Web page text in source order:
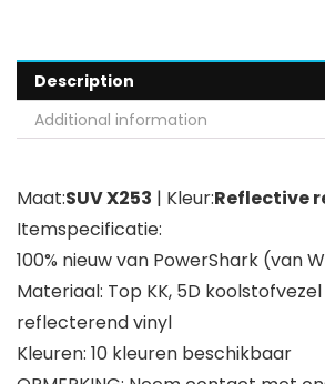
Description
Additional information
Maat:SUV X253 | Kleur:Reflective
Itemspecificatie:
100% nieuw van PowerShark (van
Materiaal: Top KK, 5D
reflecterend vinyl
Kleuren: 10 kleuren beschikbaar